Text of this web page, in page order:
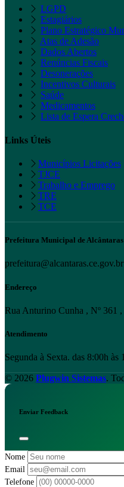
LGPD
Estagiários
Plano Estratégico
Atas de Adesão
Dados Abertos
Renúncias Fiscais
Desonerações
Incentivos Culturais
Saúde
Medicamentos
Lista de Espera
Links Úteis
Municípios Licitações
TJCE
Trabalho e Emprego
TRE
TCE
Prefeitura Municipal de Alcântaras
prefeitura@alcantaras.ce.gov.br
Endereço
Rua Anturino Cunha , Nº 361
Atendimento
Segunda à Sexta. das 8:00h às
© 2026 Plugwin Sistemas.
Enviar Feedback
Nome
Email
Telefone